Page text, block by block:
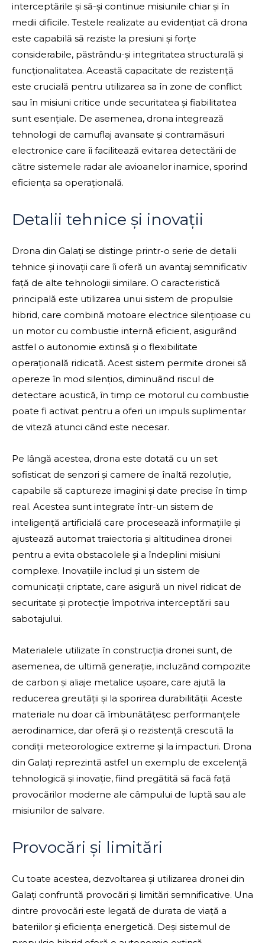
interceptările și să-și continue misiunile chiar și în
medii dificile. Testele realizate au evidențiat că drona
este capabilă să reziste la presiuni și forțe
considerabile, păstrându-și integritatea structurală și
funcționalitatea. Această capacitate de rezistență
este crucială pentru utilizarea sa în zone de conflict
sau în misiuni critice unde securitatea și fiabilitatea
sunt esențiale. De asemenea, drona integrează
tehnologii de camuflaj avansate și contramăsuri
electronice care îi facilitează evitarea detectării de
către sistemele radar ale avioanelor inamice, sporind
eficiența sa operațională.
Detalii tehnice și inovații
Drona din Galați se distinge printr-o serie de detalii
tehnice și inovații care îi oferă un avantaj semnificativ
față de alte tehnologii similare. O caracteristică
principală este utilizarea unui sistem de propulsie
hibrid, care combină motoare electrice silențioase cu
un motor cu combustie internă eficient, asigurând
astfel o autonomie extinsă și o flexibilitate
operațională ridicată. Acest sistem permite dronei să
opereze în mod silențios, diminuând riscul de
detectare acustică, în timp ce motorul cu combustie
poate fi activat pentru a oferi un impuls suplimentar
de viteză atunci când este necesar.
Pe lângă acestea, drona este dotată cu un set
sofisticat de senzori și camere de înaltă rezoluție,
capabile să captureze imagini și date precise în timp
real. Acestea sunt integrate într-un sistem de
inteligență artificială care procesează informațiile și
ajustează automat traiectoria și altitudinea dronei
pentru a evita obstacolele și a îndeplini misiuni
complexe. Inovațiile includ și un sistem de
comunicații criptate, care asigură un nivel ridicat de
securitate și protecție împotriva interceptării sau
sabotajului.
Materialele utilizate în construcția dronei sunt, de
asemenea, de ultimă generație, incluzând compozite
de carbon și aliaje metalice ușoare, care ajută la
reducerea greutății și la sporirea durabilității. Aceste
materiale nu doar că îmbunătățesc performanțele
aerodinamice, dar oferă și o rezistență crescută la
condiții meteorologice extreme și la impacturi. Drona
din Galați reprezintă astfel un exemplu de excelență
tehnologică și inovație, fiind pregătită să facă față
provocărilor moderne ale câmpului de luptă sau ale
misiunilor de salvare.
Provocări și limitări
Cu toate acestea, dezvoltarea și utilizarea dronei din
Galați confruntă provocări și limitări semnificative. Una
dintre provocări este legată de durata de viață a
bateriilor și eficiența energetică. Deși sistemul de